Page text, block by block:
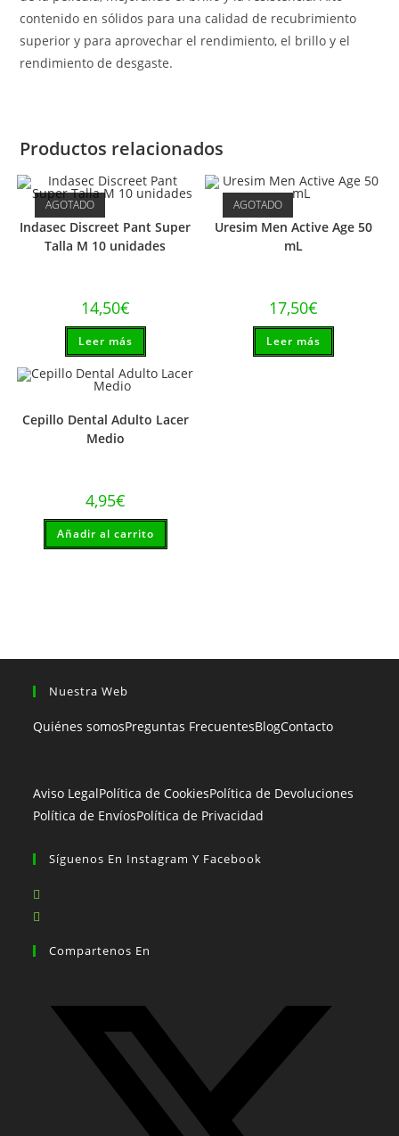
contenido en sólidos para una calidad de recubrimiento
superior y para aprovechar el rendimiento, el brillo y el
rendimiento de desgaste.
Productos relacionados
AGOTADO
Indasec Discreet Pant Super
Talla M 10 unidades
14,50€
Leer más
AGOTADO
Uresim Men Active Age 50
mL
17,50€
Leer más
Cepillo Dental Adulto Lacer
Medio
4,95€
Añadir al carrito
Nuestra Web
Quiénes somosPreguntas FrecuentesBlogContacto
Aviso LegalPolítica de CookiesPolítica de Devoluciones
Política de EnvíosPolítica de Privacidad
Síguenos En Instagram Y Facebook
una
pestaña
en
nueva
pestaña
Compartenos En